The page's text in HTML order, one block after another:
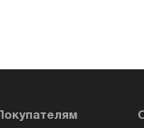
Покупателям